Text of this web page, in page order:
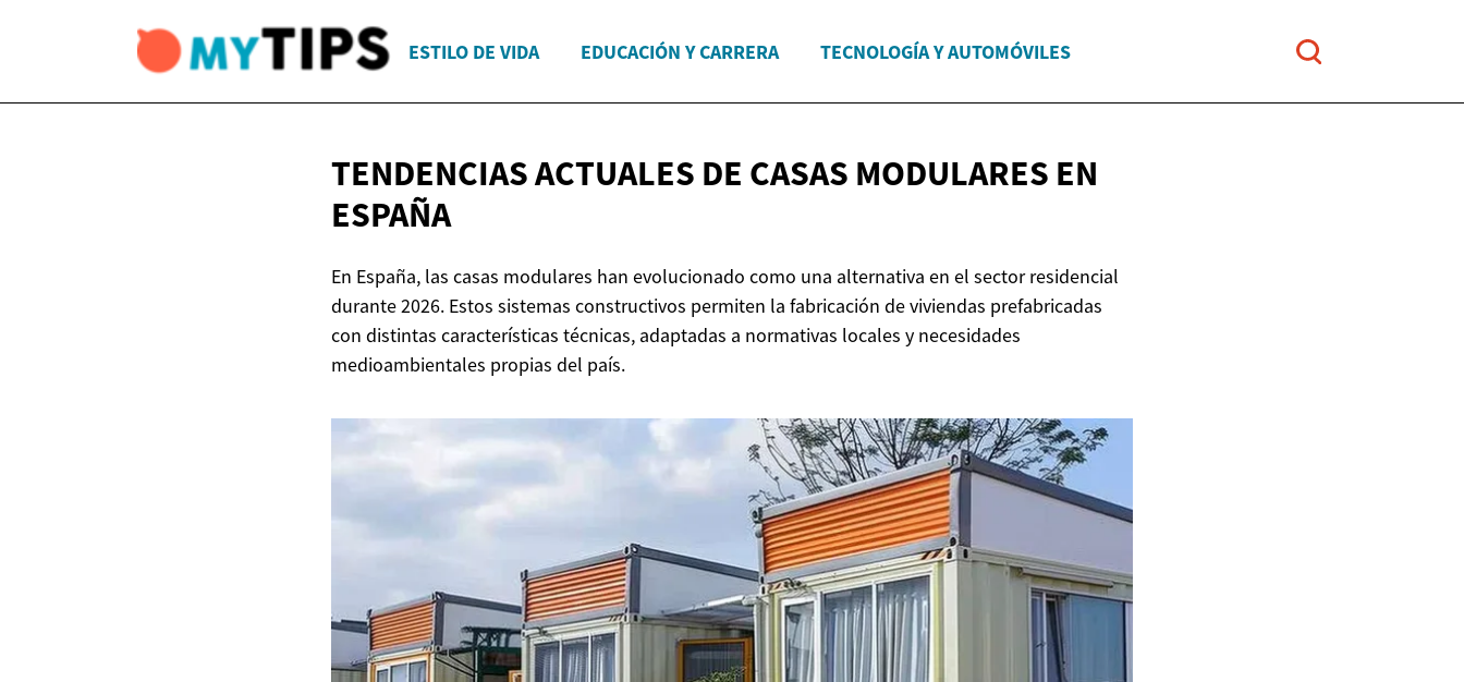
ESTILO DE VIDA EDUCACIÓN Y CARRERA TECNOLOGÍA Y AUTOMÓVILES
TENDENCIAS ACTUALES DE CASAS MODULARES EN
ESPAÑA
En España, las casas modulares han evolucionado como una alternativa en el sector residencial
durante 2026. Estos sistemas constructivos permiten la fabricación de viviendas prefabricadas
con distintas características técnicas, adaptadas a normativas locales y necesidades
medioambientales propias del país.